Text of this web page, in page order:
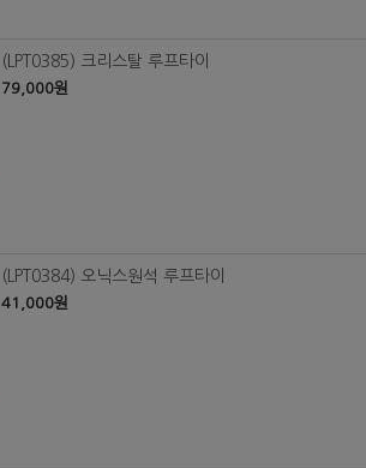
(LPT0385) 크리스탈 루프타이
79,000원
(LPT0384) 오닉스원석 루프타이
41,000원